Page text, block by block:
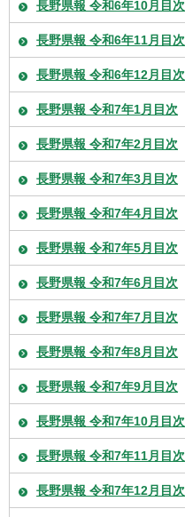
長野県報 令和6年10月目次
長野県報 令和6年11月目次
長野県報 令和6年12月目次
長野県報 令和7年1月目次
長野県報 令和7年2月目次
長野県報 令和7年3月目次
長野県報 令和7年4月目次
長野県報 令和7年5月目次
長野県報 令和7年6月目次
長野県報 令和7年7月目次
長野県報 令和7年8月目次
長野県報 令和7年9月目次
長野県報 令和7年10月目次
長野県報 令和7年11月目次
長野県報 令和7年12月目次